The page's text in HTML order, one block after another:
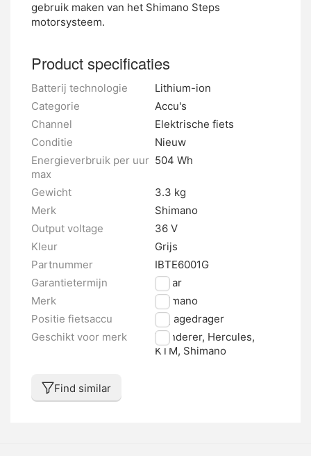
gebruik maken van het Shimano Steps
motorsysteem.
Product specificaties
Batterij technologie
Lithium-ion
Categorie
Accu's
Channel
Elektrische fiets
Conditie
Nieuw
Energieverbruik per uur
max
504 Wh
Gewicht
3.3 kg
Merk
Shimano
Output voltage
36 V
Kleur
Grijs
Partnummer
IBTE6001G
Garantietermijn
2 jaar
Merk
Shimano
Positie fietsaccu
Bagagedrager
Geschikt voor merk
Wanderer, Hercules,
KTM, Shimano
Find similar